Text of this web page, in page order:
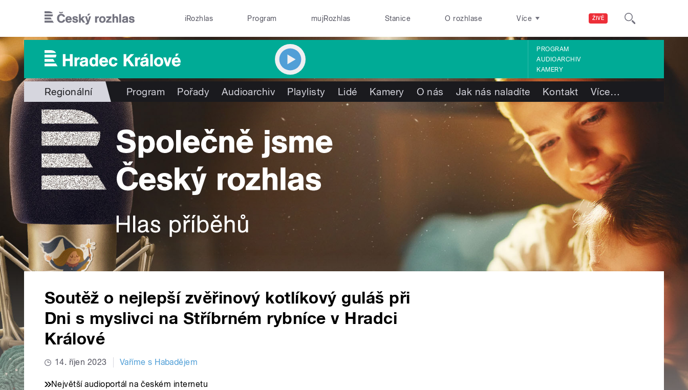
ŽIVĚ
iRozhlas Program mujRozhlas Stanice O rozhlase Více
PROGRAM
AUDIOARCHIV
KAMERY
Regionální Program Pořady Audioarchiv Playlisty Lidé Kamery O nás Jak nás naladíte Kontakt Více…
Soutěž o nejlepší zvěřinový kotlíkový guláš při
Dni s myslivci na Stříbrném rybníce v Hradci
Králové
14. říjen 2023 Vaříme s Habadějem
Největší audioportál na českém internetu